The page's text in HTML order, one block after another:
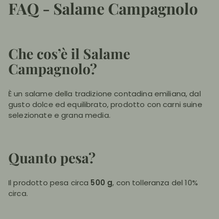
FAQ - Salame Campagnolo
Che cos’è il Salame
Campagnolo?
È un salame della tradizione contadina emiliana, dal
gusto dolce ed equilibrato, prodotto con carni suine
selezionate e grana media.
Quanto pesa?
Il prodotto pesa circa 500 g, con tolleranza del 10%
circa.